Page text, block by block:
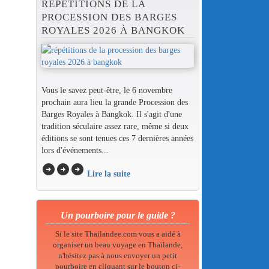
RÉPÉTITIONS DE LA
PROCESSION DES BARGES
ROYALES 2026 À BANGKOK
Vous le savez peut-être, le 6 novembre
prochain aura lieu la grande Procession des
Barges Royales à Bangkok. Il s'agit d'une
tradition séculaire assez rare, même si deux
éditions se sont tenues ces 7 dernières années
lors d'événements...
arrow_circle_rightarrow_circle_rightarrow_circle_right Lire la suite
Un pourboire pour le guide ?
Si le site Thailandee.com vous a aidé à
organiser un beau voyage en Thaïlande,
n'hésitez pas à nous envoyer un petit
pourboire en cliquant sur le bouton ci-